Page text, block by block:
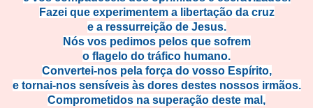
Fazei que experimentem a libertação da cruz
e a ressurreição de Jesus.
Nós vos pedimos pelos que sofrem
o flagelo do tráfico humano.
Convertei-nos pela força do vosso Espírito,
e tornai-nos sensíveis às dores destes nossos irmãos.
Comprometidos na superação deste mal,